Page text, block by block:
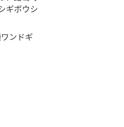
ギボウシ
ンドギ